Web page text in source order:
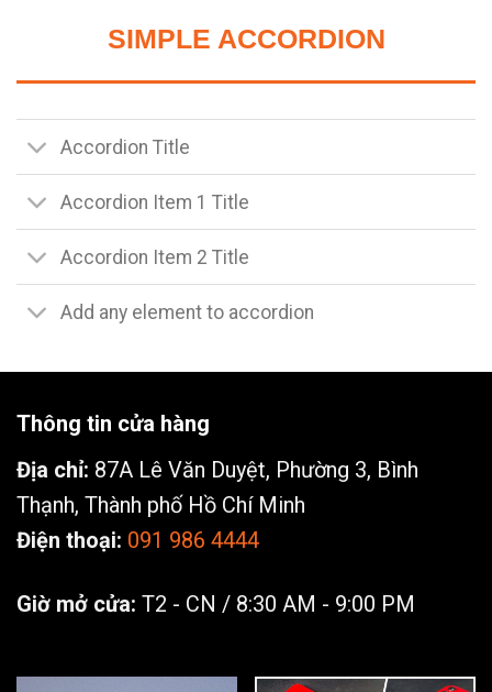
SIMPLE ACCORDION
Accordion Title
Accordion Item 1 Title
Accordion Item 2 Title
Add any element to accordion
Thông tin cửa hàng
Địa chỉ: 87A Lê Văn Duyệt, Phường 3, Bình
Thạnh, Thành phố Hồ Chí Minh
Điện thoại: 091 986 4444
Giờ mở cửa: T2 - CN / 8:30 AM - 9:00 PM